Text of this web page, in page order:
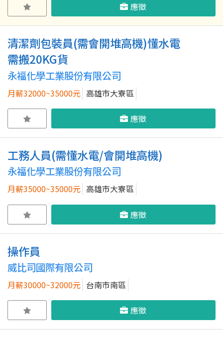
應徵
清潔劑包裝員(需會開堆高機)懂水電
需搬20KG貨
永福化學工業股份有限公司
月薪32000~35000元 高雄市大寮區
應徵
工務人員(需懂水電/會開堆高機)
永福化學工業股份有限公司
月薪35000~35000元 高雄市大寮區
應徵
操作員
威比司國際有限公司
月薪30000~32000元 台南市南區
應徵